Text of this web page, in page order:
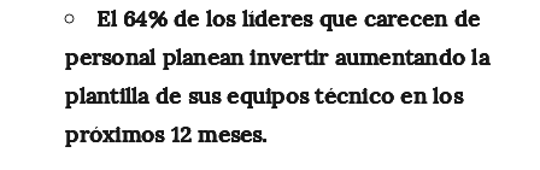
El 64% de los líderes que carecen de
personal planean invertir aumentando la
plantilla de sus equipos técnico en los
próximos 12 meses.